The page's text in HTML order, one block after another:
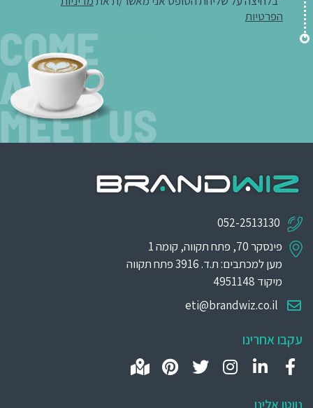
הפרטיות
052-2513130
פינסקר 70, פתח תקווה, קומה 1
מען למכתבים: ת.ד. 3916 פתח תקווה
מיקוד 4951148
eti@brandwiz.co.il
עקבו אחרינו
נווטו אלינו